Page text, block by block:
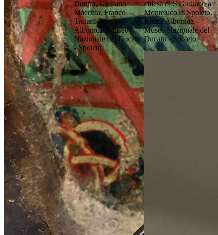
Donno, Giuliano
Macchia, Franco
Troiani Rocca
Albornoz- Museo
Nazionale del Ducato
- Spoleto
chiesa di S.Giuliano a
Monteluco di Spoleto.
Rocca Albornoz -
Museo Nazionale del
Ducato - Spoleto